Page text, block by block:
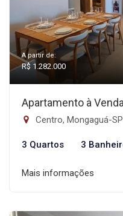
A partir de:
R$ 1.282.000
Apartamento à
Centro, Mongaguá-SP
3 Quartos 3
Mais informações